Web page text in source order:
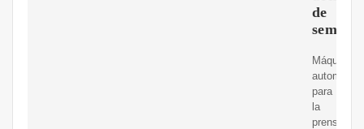
de
Máquina
automática
para
la
prensa